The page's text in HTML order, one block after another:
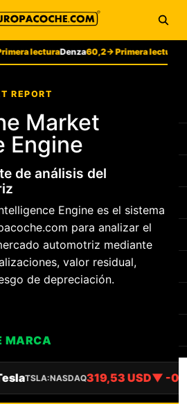
lecturaDenza60,2→ Primera lecturaZeekr
REPORT
Market
Engine
de análisis del
Engine es el sistema
para analizar el
automotriz mediante
valor residual,
de depreciación.
MARCA
TeslaTSLA:NASDAQ319,53 USD ▼ -